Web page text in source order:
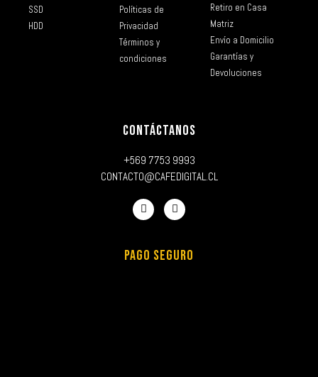
SSD
HDD
Políticas de
Privacidad
Términos y
condiciones
Retiro en Casa
Matriz
Envío a Domicilio
Garantías y
Devoluciones
CONTÁCTANOS
+569 7753 9993
CONTACTO@CAFEDIGITAL.CL
PAGO SEGURO